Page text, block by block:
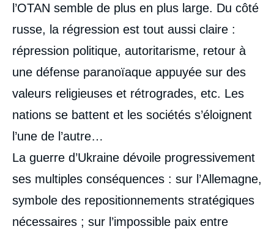
l’OTAN semble de plus en plus large. Du côté
russe, la régression est tout aussi claire :
répression politique, autoritarisme, retour à
une défense paranoïaque appuyée sur des
valeurs religieuses et rétrogrades, etc. Les
nations se battent et les sociétés s’éloignent
l’une de l’autre…
La guerre d’Ukraine dévoile progressivement
ses multiples conséquences : sur l’Allemagne,
symbole des repositionnements stratégiques
nécessaires ; sur l’impossible paix entre